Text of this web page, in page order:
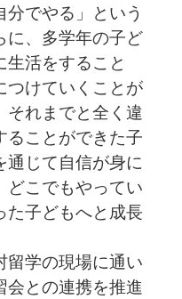
でやる」という
に、多学年の子ど
生活をすること
つけていくことが
それまでと全く違
ることができた子
通じて自信が身に
どこでもやってい
た子どもへと成長
留学の現場に通い
会との連携を推進